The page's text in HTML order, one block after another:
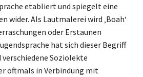
etabliert und spiegelt eine
wider. Als Lautmalerei wird ‚Boah‘
oder Erstaunen
hat sich dieser Begriff
Soziolekte
oftmals in Verbindung mit